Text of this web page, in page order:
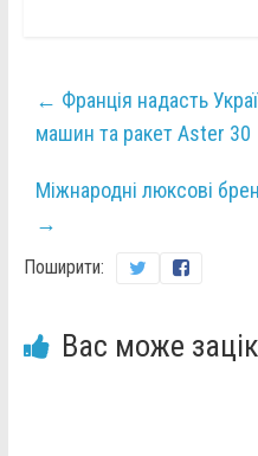
← Франція надасть
машин та ракет Aster 30
Міжнародні люксові
→
Поширити:
Вас може